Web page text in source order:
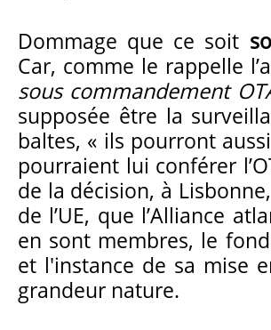
Dommage que ce soit
Car, comme le rappelle
sous commandement
supposée être la
baltes, « ils pourront
pourraient lui conférer
de la décision, à
de l’UE, que l’Alliance
en sont membres, le
et l'instance de sa mise
grandeur nature.